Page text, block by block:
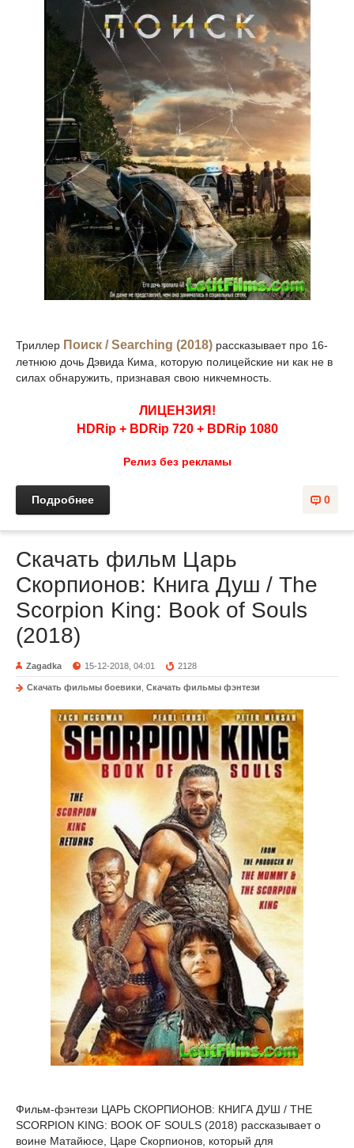
Триллер Поиск / Searching (2018) рассказывает про 16-
летнюю дочь Дэвида Кима, которую полицейские ни как не в
силах обнаружить, признавая свою никчемность.
ЛИЦЕНЗИЯ!
HDRip + BDRip 720 + BDRip 1080
Релиз без рекламы
0
Подробнее
Скачать фильм Царь
Скорпионов: Книга Душ / The
Scorpion King: Book of Souls
(2018)
Zagadka 15-12-2018, 04:01 2128
Скачать фильмы боевики Скачать фильмы фэнтези
Фильм-фэнтези ЦАРЬ СКОРПИОНОВ: КНИГА ДУШ / THE
SCORPION KING: BOOK OF SOULS (2018) рассказывает о
воине Матайюсе, Царе Скорпионов, который для